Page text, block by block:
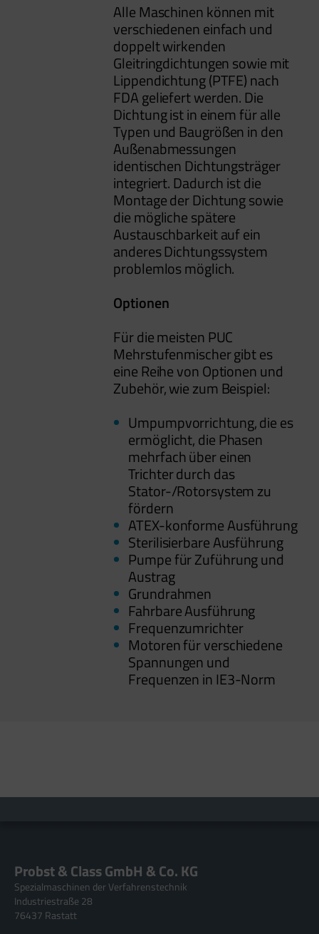
Alle Maschinen können mit
verschiedenen einfach und
doppelt wirkenden
Gleitringdichtungen sowie mit
Lippendichtung (PTFE) nach
FDA geliefert werden. Die
Dichtung ist in einem für alle
Typen und Baugrößen in den
Außenabmessungen
identischen Dichtungsträger
integriert. Dadurch ist die
Montage der Dichtung sowie
die mögliche spätere
Austauschbarkeit auf ein
anderes Dichtungssystem
problemlos möglich.
Optionen
Für die meisten PUC
Mehrstufenmischer gibt es
eine Reihe von Optionen und
Zubehör, wie zum Beispiel:
Umpumpvorrichtung, die es
ermöglicht, die Phasen
mehrfach über einen
Trichter durch das
Stator-/Rotorsystem zu
fördern
ATEX-konforme Ausführung
Sterilisierbare Ausführung
Pumpe für Zuführung und
Austrag
Grundrahmen
Fahrbare Ausführung
Frequenzumrichter
Motoren für verschiedene
Spannungen und
Frequenzen in IE3-Norm
Probst & Class GmbH & Co. KG
Spezialmaschinen der Verfahrenstechnik
Industriestraße 28
76437 Rastatt